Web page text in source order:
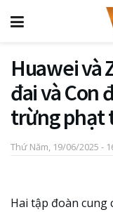
Huawei và
đai và Con
trừng phạt
Thứ Năm, 19/06/2025 -
Hai tập đoàn cung